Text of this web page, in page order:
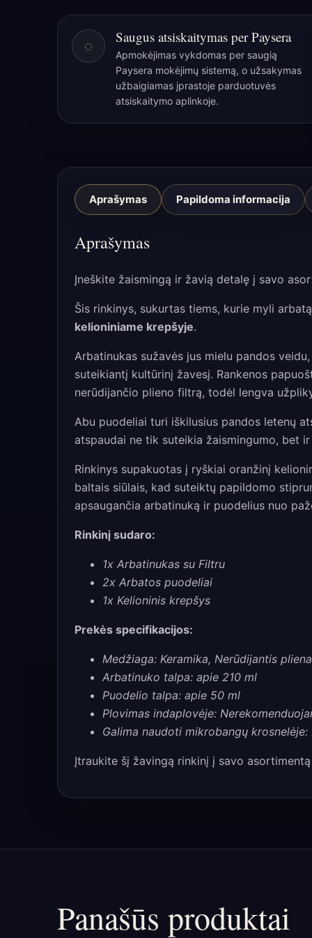
◌
Saugus atsiskaitymas per Paysera
Apmokėjimas vykdomas per saugią
Paysera mokėjimų sistemą, o užsakymas
užbaigiamas įprastoje parduotuvės
atsiskaitymo aplinkoje.
Aprašymas Papildoma informacija
Aprašymas
Įneškite žaismingą ir žavią detalę į savo
Šis rinkinys, sukurtas tiems, kurie myli
kelioniniame krepšyje.
Arbatinukas sužavės jus mielu pandos
suteikiantį kultūrinį žavesį. Rankenos
nerūdijančio plieno filtrą, todėl lengva
Abu puodeliai turi iškilusius pandos letenų
atspaudai ne tik suteikia žaismingumo, bet
Rinkinys supakuotas į ryškiai oranžinį
baltais siūlais, kad suteiktų papildomo
apsaugančia arbatinuką ir puodelius nuo
Rinkinį sudaro:
1x Arbatinukas su Filtru
2x Arbatos puodeliai
1x Kelioninis krepšys
Prekės specifikacijos:
Medžiaga: Keramika, Nerūdijantis
Arbatinuko talpa: apie 210 ml
Puodelio talpa: apie 50 ml
Plovimas indaplovėje:
Galima naudoti mikrobangų
Įtraukite šį žavingą rinkinį į savo
Panašūs produktai